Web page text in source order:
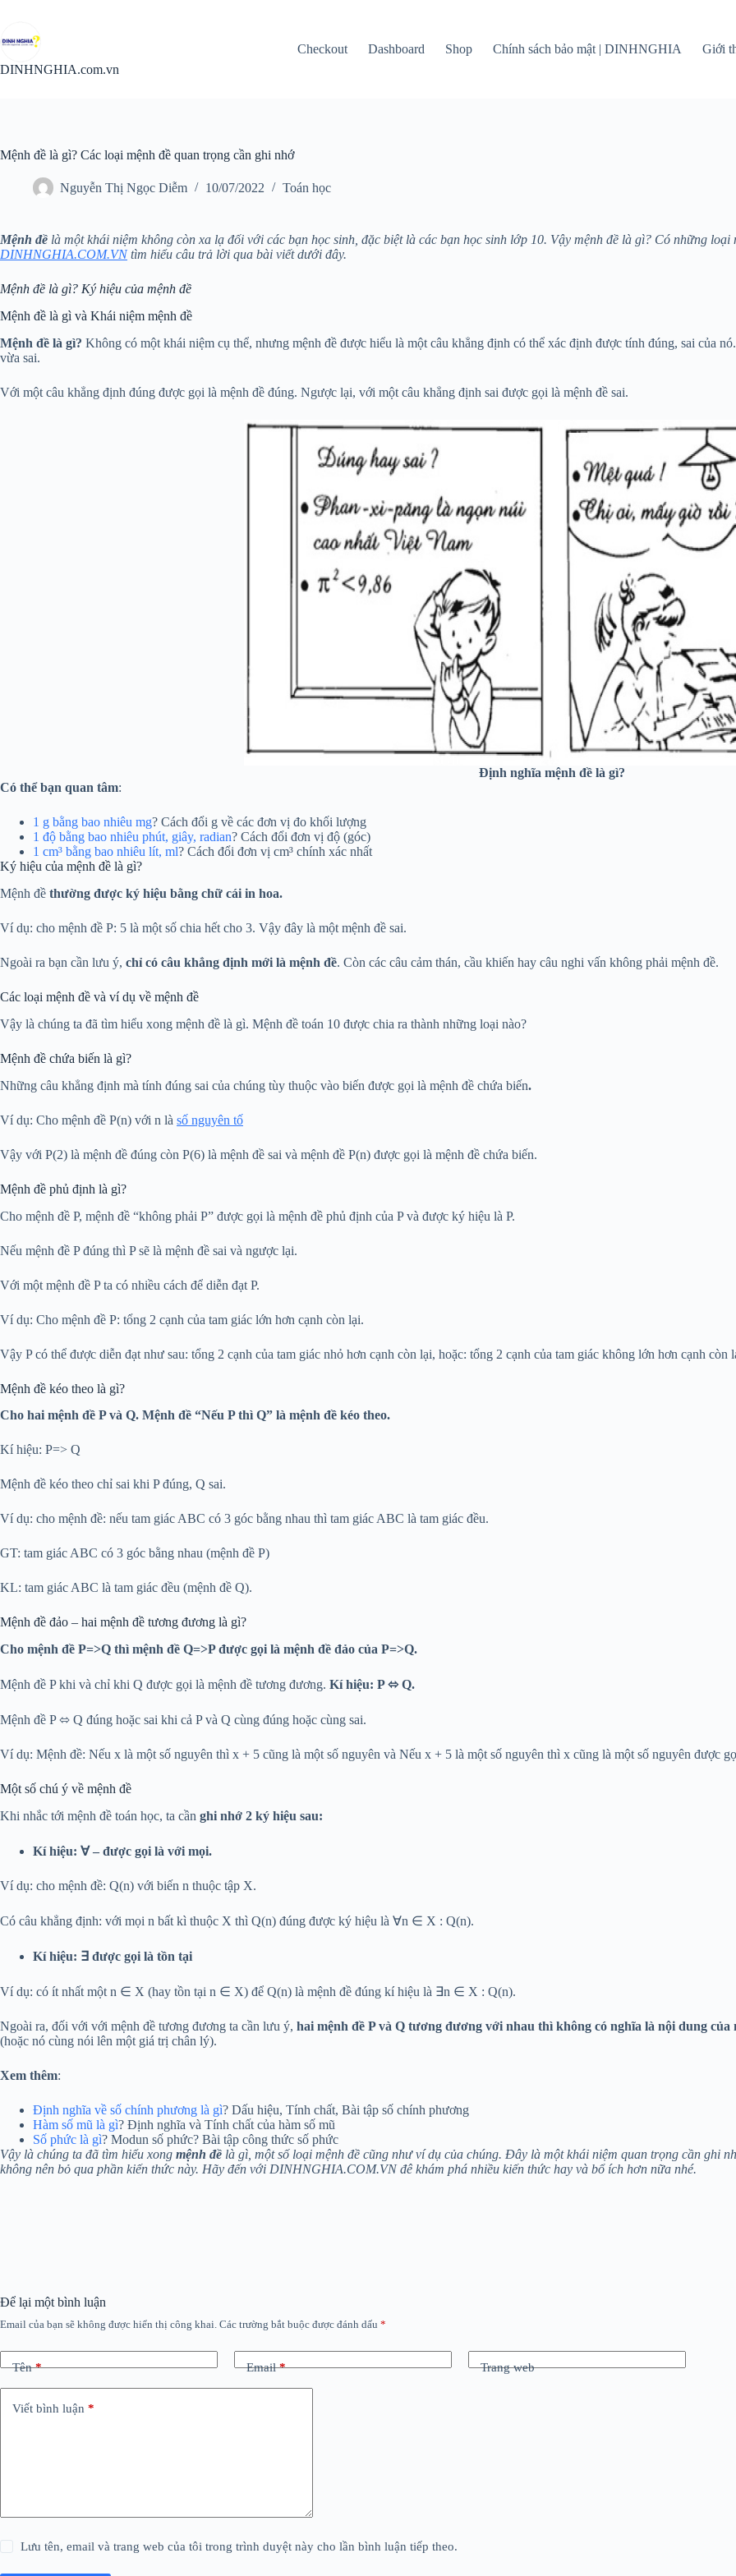
phần
nội
dung
DINHNGHIA.com.vn
Checkout Dashboard Shop Chính sách bảo mật | DINHNGHIA Giới
Mệnh đề là gì? Các loại mệnh đề quan trọng cần ghi nhớ
Nguyễn Thị Ngọc Diễm 10/07/2022 Toán học
Mệnh đề là một khái niệm không còn xa lạ đối với các bạn học sinh, đặc biệt là các bạn học sinh lớp 10. Vậy mệnh đề là gì? Có những
DINHNGHIA.COM.VNtìm hiểu câu trả lời qua bài viết dưới đây.
Mệnh đề là gì? Ký hiệu của mệnh đề
Mệnh đề là gì và Khái niệm mệnh đề
Mệnh đề là gì? Không có một khái niệm cụ thể, nhưng mệnh đề được hiểu là một câu khẳng định có thể xác định được tính đúng, sai của
vừa sai.
Với một câu khẳng định đúng được gọi là mệnh đề đúng. Ngược lại, với một câu khẳng định sai được gọi là mệnh đề sai.
Định nghĩa mệnh đề là gì?
Có thể bạn quan tâm:
1 g bằng bao nhiêu mg? Cách đổi g về các đơn vị đo khối lượng
1 độ bằng bao nhiêu phút, giây, radian? Cách đổi đơn vị độ (góc)
1 cm³ bằng bao nhiêu lít, ml? Cách đổi đơn vị cm³ chính xác nhất
Ký hiệu của mệnh đề là gì?
Mệnh đề thường được ký hiệu bằng chữ cái in hoa.
Ví dụ: cho mệnh đề P: 5 là một số chia hết cho 3. Vậy đây là một mệnh đề sai.
Ngoài ra bạn cần lưu ý, chỉ có câu khẳng định mới là mệnh đề. Còn các câu cảm thán, cầu khiến hay câu nghi vấn không phải mệnh đề.
Các loại mệnh đề và ví dụ về mệnh đề
Vậy là chúng ta đã tìm hiểu xong mệnh đề là gì. Mệnh đề toán 10 được chia ra thành những loại nào?
Mệnh đề chứa biến là gì?
Những câu khẳng định mà tính đúng sai của chúng tùy thuộc vào biến được gọi là mệnh đề chứa biến.
Ví dụ: Cho mệnh đề P(n) với n là số nguyên tố
Vậy với P(2) là mệnh đề đúng còn P(6) là mệnh đề sai và mệnh đề P(n) được gọi là mệnh đề chứa biến.
Mệnh đề phủ định là gì?
Cho mệnh đề P, mệnh đề “không phải P” được gọi là mệnh đề phủ định của P và được ký hiệu là P.
Nếu mệnh đề P đúng thì P sẽ là mệnh đề sai và ngược lại.
Với một mệnh đề P ta có nhiều cách để diễn đạt P.
Ví dụ: Cho mệnh đề P: tổng 2 cạnh của tam giác lớn hơn cạnh còn lại.
Vậy P có thể được diễn đạt như sau: tổng 2 cạnh của tam giác nhỏ hơn cạnh còn lại, hoặc: tổng 2 cạnh của tam giác không lớn hơn cạnh còn
Mệnh đề kéo theo là gì?
Cho hai mệnh đề P và Q. Mệnh đề “Nếu P thì Q” là mệnh đề kéo theo.
Kí hiệu: P=> Q
Mệnh đề kéo theo chỉ sai khi P đúng, Q sai.
Ví dụ: cho mệnh đề: nếu tam giác ABC có 3 góc bằng nhau thì tam giác ABC là tam giác đều.
GT: tam giác ABC có 3 góc bằng nhau (mệnh đề P)
KL: tam giác ABC là tam giác đều (mệnh đề Q).
Mệnh đề đảo – hai mệnh đề tương đương là gì?
Cho mệnh đề P=>Q thì mệnh đề Q=>P được gọi là mệnh đề đảo của P=>Q.
Mệnh đề P khi và chỉ khi Q được gọi là mệnh đề tương đương. Kí hiệu: P ⬄ Q.
Mệnh đề P ⬄ Q đúng hoặc sai khi cả P và Q cùng đúng hoặc cùng sai.
Ví dụ: Mệnh đề: Nếu x là một số nguyên thì x + 5 cũng là một số nguyên và Nếu x + 5 là một số nguyên thì x cũng là một số nguyên được
Một số chú ý về mệnh đề
Khi nhắc tới mệnh đề toán học, ta cần ghi nhớ 2 ký hiệu sau:
Kí hiệu: ∀ – được gọi là với mọi.
Ví dụ: cho mệnh đề: Q(n) với biến n thuộc tập X.
Có câu khẳng định: với mọi n bất kì thuộc X thì Q(n) đúng được ký hiệu là ∀n ∈ X : Q(n).
Kí hiệu: ∃ được gọi là tồn tại
Ví dụ: có ít nhất một n ∈ X (hay tồn tại n ∈ X) để Q(n) là mệnh đề đúng kí hiệu là ∃n ∈ X : Q(n).
Ngoài ra, đối với với mệnh đề tương đương ta cần lưu ý, hai mệnh đề P và Q tương đương với nhau thì không có nghĩa là nội dung
(hoặc nó cùng nói lên một giá trị chân lý).
Xem thêm:
Định nghĩa về số chính phương là gì? Dấu hiệu, Tính chất, Bài tập số chính phương
Hàm số mũ là gì? Định nghĩa và Tính chất của hàm số mũ
Số phức là gì? Modun số phức? Bài tập công thức số phức
Vậy là chúng ta đã tìm hiểu xong mệnh đề là gì, một số loại mệnh đề cũng như ví dụ của chúng. Đây là một khái niệm quan trọng cần ghi
không nên bỏ qua phần kiến thức này. Hãy đến với DINHNGHIA.COM.VN đê khám phá nhiều kiến thức hay và bổ ích hơn nữa nhé.
Để lại một bình luận
Email của bạn sẽ không được hiển thị công khai. Các trường bắt buộc được đánh dấu *
Tên* Email* Trang web
Viết bình luận *
Lưu tên, email và trang web của tôi trong trình duyệt này cho lần bình luận tiếp theo.